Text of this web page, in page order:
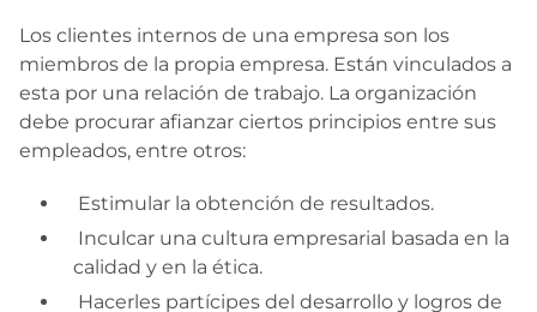
Los clientes internos de una empresa son los
miembros de la propia empresa. Están vinculados a
esta por una relación de trabajo. La organización
debe procurar afianzar ciertos principios entre sus
empleados, entre otros:
Estimular la obtención de resultados.
Inculcar una cultura empresarial basada en la
calidad y en la ética.
Hacerles partícipes del desarrollo y logros de